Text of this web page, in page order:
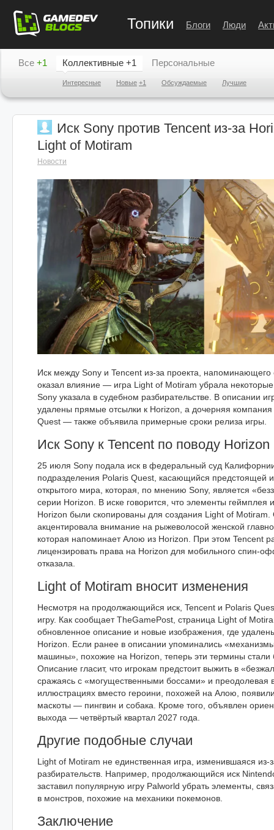
Топики Блоги Люди
Все +1 Коллективные +1
Интересные Новые +1 Обсуждаемые Лучшие
Персональные
Иск Sony против Tencent из-за
Light of Motiram
Новости
Иск между Sony и Tencent из-за проекта,
оказал влияние — игра Light of Motiram убрала
Sony указала в судебном разбирательстве. В описании
удалены прямые отсылки к Horizon, а дочерняя
Quest — также объявила примерные сроки релиза игры.
Иск Sony к Tencent по поводу Horizon
25 июля Sony подала иск в федеральный суд
подразделения Polaris Quest, касающийся предстоящей
открытого мира, которая, по мнению Sony, является
серии Horizon. В иске говорится, что элементы геймплея
Horizon были скопированы для создания Light of
акцентировала внимание на рыжеволосой женской
которая напоминает Алою из Horizon. При этом Tencent
лицензировать права на Horizon для мобильного спин-
отказала.
Light of Motiram вносит изменения
Несмотря на продолжающийся иск, Tencent и Polaris
игру. Как сообщает TheGamePost, страница Light of
обновленное описание и новые изображения, где
Horizon. Если ранее в описании упоминались
машины», похожие на Horizon, теперь эти термины
Описание гласит, что игрокам предстоит выжить в
сражаясь с «могущественными боссами» и преодолевая
иллюстрациях вместо героини, похожей на Алою,
маскоты — пингвин и собака. Кроме того, объявлен
выхода — четвёртый квартал 2027 года.
Другие подобные случаи
Light of Motiram не единственная игра, изменившаяся из-
разбирательств. Например, продолжающийся иск
заставил популярную игру Palworld убрать элементы,
в монстров, похожие на механики покемонов.
Заключение